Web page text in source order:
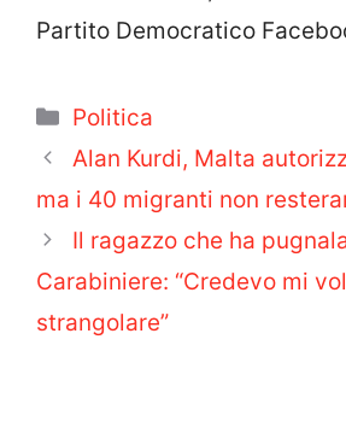
Partito Democratico
Categorie
Politica
Alan Kurdi, Malta
ma i 40 migranti non
Il ragazzo che ha
Carabiniere: “Credevo mi
strangolare”